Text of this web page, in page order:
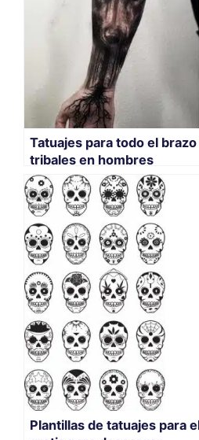
Tatuajes para todo el
tribales en hombres
Plantillas de tatuajes para